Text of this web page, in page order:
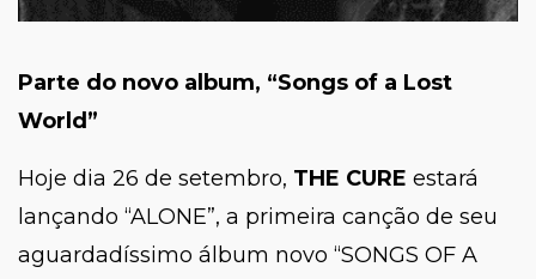
Parte do novo album, “Songs of a Lost
World ”
Hoje dia 26 de setembro, THE CURE estará
lançando “ALONE”, a primeira canção de seu
aguardadíssimo álbum novo “SONGS OF A